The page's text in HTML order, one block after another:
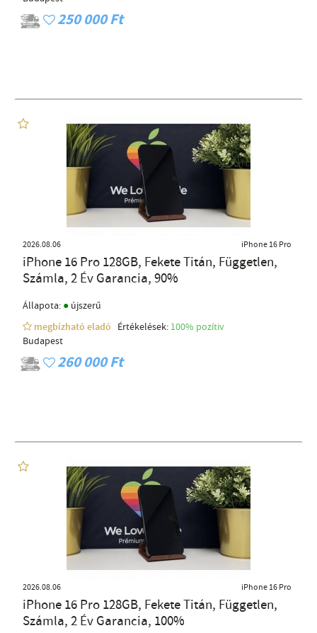
250 000 Ft
2026.08.06 iPhone 16 Pro
iPhone 16 Pro 128GB, Fekete Titán, Független,
Számla, 2 Év Garancia, 90%
Állapota: ● újszerű
megbízható eladó
Értékelések: 100% pozítiv
Budapest
260 000 Ft
2026.08.06 iPhone 16 Pro
iPhone 16 Pro 128GB, Fekete Titán, Független,
Számla, 2 Év Garancia, 100%